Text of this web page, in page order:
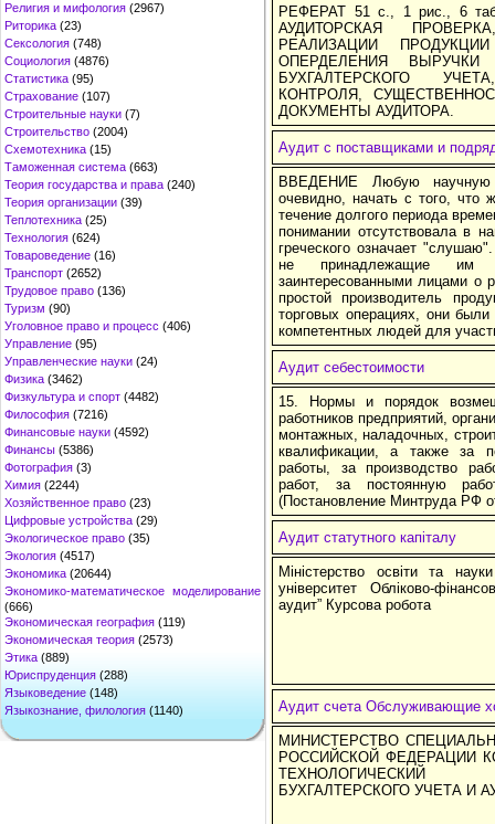
Религия и мифология (2967)
Риторика (23)
Сексология (748)
Социология (4876)
Статистика (95)
Страхование (107)
Строительные науки (7)
Строительство (2004)
Схемотехника (15)
Таможенная система (663)
Теория государства и права (240)
Теория организации (39)
Теплотехника (25)
Технология (624)
Товароведение (16)
Транспорт (2652)
Трудовое право (136)
Туризм (90)
Уголовное право и процесс (406)
Управление (95)
Управленческие науки (24)
Физика (3462)
Физкультура и спорт (4482)
Философия (7216)
Финансовые науки (4592)
Финансы (5386)
Фотография (3)
Химия (2244)
Хозяйственное право (23)
Цифровые устройства (29)
Экологическое право (35)
Экология (4517)
Экономика (20644)
Экономико-математическое моделирование
(666)
Экономическая география (119)
Экономическая теория (2573)
Этика (889)
Юриспруденция (288)
Языковедение (148)
Языкознание, филология (1140)
РЕФЕРАТ 51 с., 1 рис., 6
АУДИТОРСКАЯ
РЕАЛИЗАЦИИ
ОПЕРДЕЛЕНИЯ
БУХГАЛТЕРСКОГО
КОНТРОЛЯ,
ДОКУМЕНТЫ АУДИТОРА.
Аудит с поставщиками и
ВВЕДЕНИЕ Любую научную
очевидно, начать с того, что
течение долгого периода
понимании отсутствовала в
греческого означает
не принадлежащие им
заинтересованными лицами о
простой производитель
торговых операциях, они
компетентных людей для
Аудит себестоимости
15. Нормы и порядок
работников предприятий,
монтажных, наладочных,
квалификации, а также за
работы, за производство
работ, за постоянную
(Постановление Минтруда РФ
Аудит статутного капіталу
Міністерство освіти та
університет Обліково-
аудит” Курсова робота
Аудит счета Обслуживающие
МИНИСТЕРСТВО
РОССИЙСКОЙ ФЕДЕРАЦИИ
ТЕХНОЛОГИЧЕСКИЙ
БУХГАЛТЕРСКОГО УЧЕТА И